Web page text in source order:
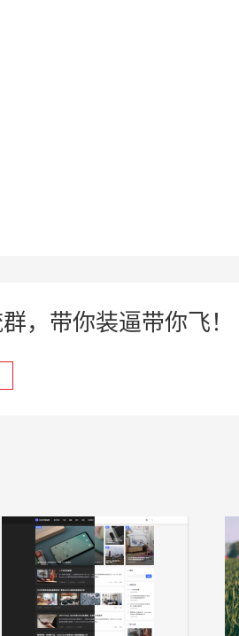
，带你装逼带你飞！